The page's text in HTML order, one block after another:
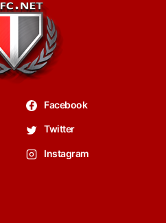
Facebook
Twitter
Instagram